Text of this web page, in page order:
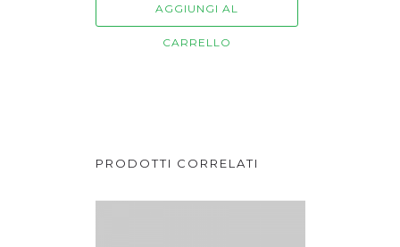
AGGIUNGI AL
CARRELLO
PRODOTTI CORRELATI